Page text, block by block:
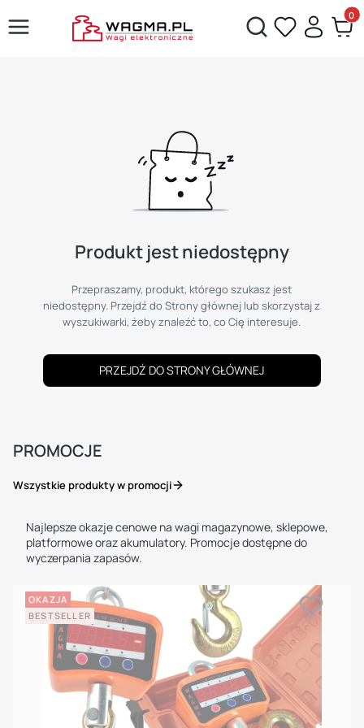
Otwórz wyszukiwarkę
Produkt jest niedostępny
Przepraszamy, produkt, którego szukasz jest
niedostępny. Przejdź do Strony głównej lub skorzystaj z
wyszukiwarki, żeby znaleźć to, co Cię interesuje.
PRZEJDŹ DO STRONY GŁÓWNEJ
PROMOCJE
Wszystkie produkty w promocji
Najlepsze okazje cenowe na wagi magazynowe, sklepowe,
platformowe oraz akumulatory. Promocje dostępne do
wyczerpania zapasów.
OKAZJA
BESTSELLER